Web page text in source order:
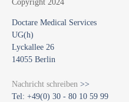
Doctare Medical Services
UG(h)
Lyckallee 26
14055 Berlin
Nachricht schreiben >>
Tel: +49(0) 30 - 80 10 59 99